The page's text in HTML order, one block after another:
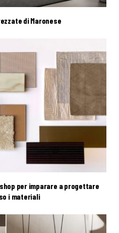
di Maronese
per imparare a progettare
i materiali